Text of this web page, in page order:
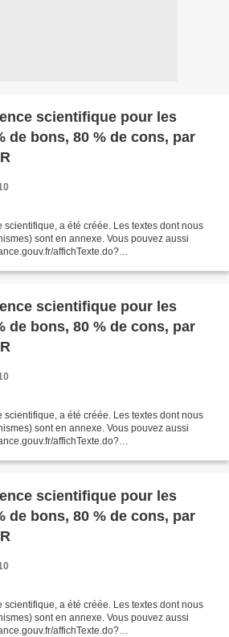
scientifique pour les
de bons, 80 % de cons, par
scientifique, a été créée. Les textes dont nous
sont en annexe. Vous pouvez aussi
affichTexte.do?
scientifique pour les
de bons, 80 % de cons, par
scientifique, a été créée. Les textes dont nous
sont en annexe. Vous pouvez aussi
affichTexte.do?
scientifique pour les
de bons, 80 % de cons, par
scientifique, a été créée. Les textes dont nous
sont en annexe. Vous pouvez aussi
affichTexte.do?